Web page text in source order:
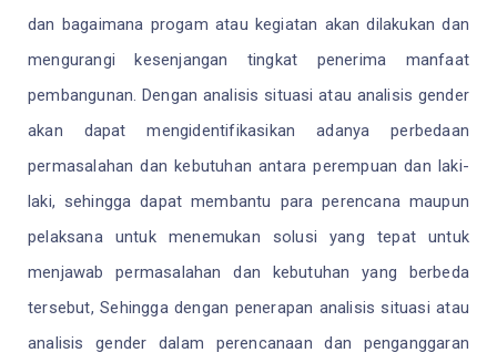
dan bagaimana progam atau kegiatan akan dilakukan dan
mengurangi kesenjangan tingkat penerima manfaat
pembangunan. Dengan analisis situasi atau analisis gender
akan dapat mengidentifikasikan adanya perbedaan
permasalahan dan kebutuhan antara perempuan dan laki-
laki, sehingga dapat membantu para perencana maupun
pelaksana untuk menemukan solusi yang tepat untuk
menjawab permasalahan dan kebutuhan yang berbeda
tersebut,Sehingga dengan penerapan analisis situasi atau
analisis gender dalam perencanaan dan penganggaran